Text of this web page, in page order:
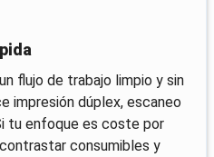
flujo de trabajo limpio y sin
impresión dúplex, escaneo
tu enfoque es coste por
consumibles y